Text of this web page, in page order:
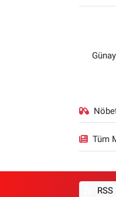
Tüm
RSS